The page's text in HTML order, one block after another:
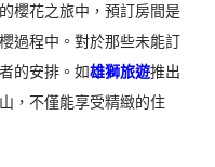
櫻花之旅中，預訂房間是
過程中。對於那些未能訂
的安排。如雄獅旅遊推出
，不僅能享受精緻的住